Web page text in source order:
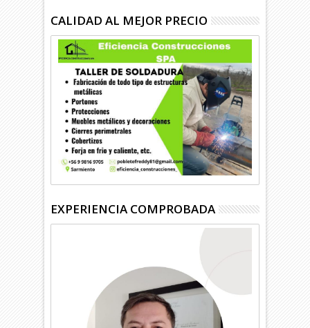
CALIDAD AL MEJOR PRECIO
EXPERIENCIA COMPROBADA